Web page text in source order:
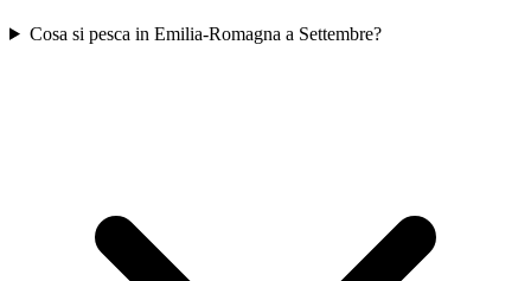
Cosa si pesca in Emilia-Romagna a Settembre?